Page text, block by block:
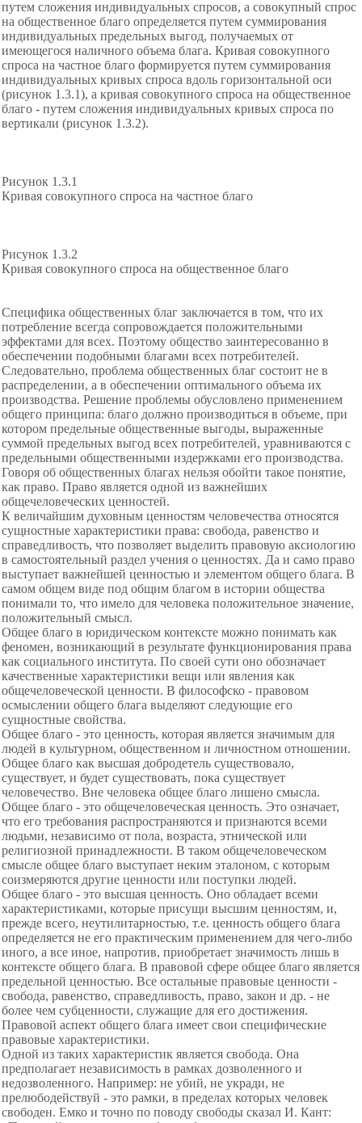
путем сложения индивидуальных спросов, а совокупный спрос
на общественное благо определяется путем суммирования
индивидуальных предельных выгод, получаемых от
имеющегося наличного объема блага. Кривая совокупного
спроса на частное благо формируется путем суммирования
индивидуальных кривых спроса вдоль горизонтальной оси
(рисунок 1.3.1), а кривая совокупного спроса на общественное
благо - путем сложения индивидуальных кривых спроса по
вертикали (рисунок 1.3.2).
Рисунок 1.3.1
Кривая совокупного спроса на частное благо
Рисунок 1.3.2
Кривая совокупного спроса на общественное благо
Специфика общественных благ заключается в том, что их
потребление всегда сопровождается положительными
эффектами для всех. Поэтому общество заинтересованно в
обеспечении подобными благами всех потребителей.
Следовательно, проблема общественных благ состоит не в
распределении, а в обеспечении оптимального объема их
производства. Решение проблемы обусловлено применением
общего принципа: благо должно производиться в объеме, при
котором предельные общественные выгоды, выраженные
суммой предельных выгод всех потребителей, уравниваются с
предельными общественными издержками его производства.
Говоря об общественных благах нельзя обойти такое понятие,
как право. Право является одной из важнейших
общечеловеческих ценностей.
К величайшим духовным ценностям человечества относятся
сущностные характеристики права: свобода, равенство и
справедливость, что позволяет выделить правовую аксиологию
в самостоятельный раздел учения о ценностях. Да и само право
выступает важнейшей ценностью и элементом общего блага. В
самом общем виде под общим благом в истории общества
понимали то, что имело для человека положительное значение,
положительный смысл.
Общее благо в юридическом контексте можно понимать как
феномен, возникающий в результате функционирования права
как социального института. По своей сути оно обозначает
качественные характеристики вещи или явления как
общечеловеческой ценности. В философско - правовом
осмыслении общего блага выделяют следующие его
сущностные свойства.
Общее благо - это ценность, которая является значимым для
людей в культурном, общественном и личностном отношении.
Общее благо как высшая добродетель существовало,
существует, и будет существовать, пока существует
человечество. Вне человека общее благо лишено смысла.
Общее благо - это общечеловеческая ценность. Это означает,
что его требования распространяются и признаются всеми
людьми, независимо от пола, возраста, этнической или
религиозной принадлежности. В таком общечеловеческом
смысле общее благо выступает неким эталоном, с которым
соизмеряются другие ценности или поступки людей.
Общее благо - это высшая ценность. Оно обладает всеми
характеристиками, которые присущи высшим ценностям, и,
прежде всего, неутилитарностью, т.е. ценность общего блага
определяется не его практическим применением для чего-либо
иного, а все иное, напротив, приобретает значимость лишь в
контексте общего блага. В правовой сфере общее благо является
предельной ценностью. Все остальные правовые ценности -
свобода, равенство, справедливость, право, закон и др. - не
более чем субценности, служащие для его достижения.
Правовой аспект общего блага имеет свои специфические
правовые характеристики.
Одной из таких характеристик является свобода. Она
предполагает независимость в рамках дозволенного и
недозволенного. Например: не убий, не укради, не
прелюбодействуй - это рамки, в пределах которых человек
свободен. Емко и точно по поводу свободы сказал И. Кант: